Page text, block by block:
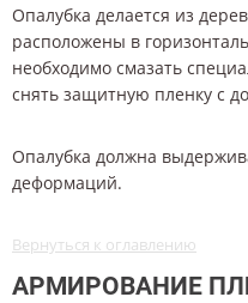
Опалубка делается из
расположены в
необходимо смазать
снять защитную пленку с
Опалубка должна
деформаций.
Вернуться к оглавлению
АРМИРОВАНИЕ